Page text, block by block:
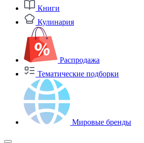
Книги
Кулинария
Распродажа
Тематические подборки
Мировые бренды